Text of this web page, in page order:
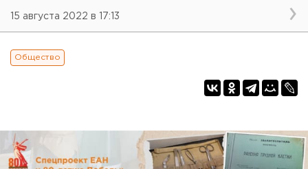
15 августа 2022 в 17:13
Общество